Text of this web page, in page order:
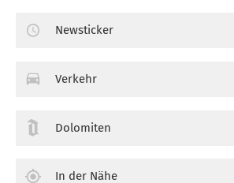
Newsticker
Verkehr
Dolomiten
In der Nähe